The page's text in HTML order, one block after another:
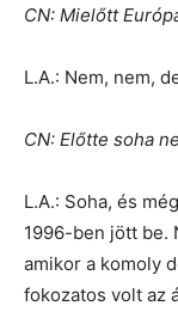
CN: Mielőtt
L.A.: Nem, nem,
CN: Előtte soha
L.A.: Soha, és
1996-ben jött be.
amikor a komoly
fokozatos volt az